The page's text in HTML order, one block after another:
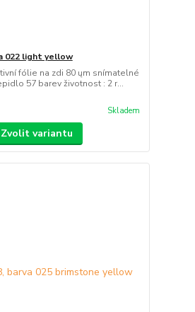
022 light yellow
fólie na zdi 80 ųm snímatelné
57 barev životnost : 2 r...
Skladem
Zvolit variantu